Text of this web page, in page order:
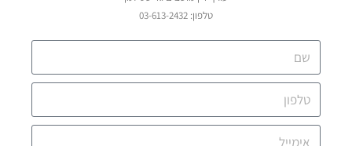
טלפון: 03-613-2432